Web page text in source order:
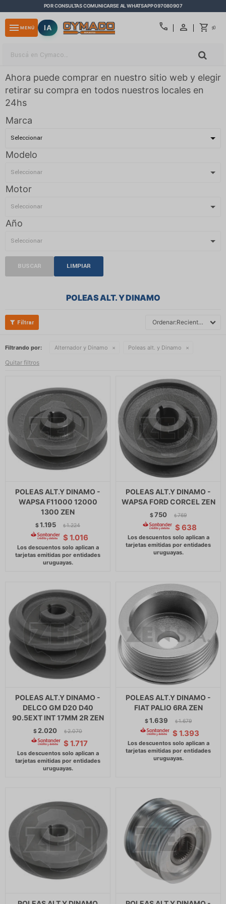
POR CONSULTAS COMUNICARSE AL WHATSAPP 097080907
call $0
menu MENÚ IA
Ahora puede comprar en nuestro sitio web y elegir
retirar su compra en todos nuestros locales en
24hs
Marca
Modelo
Motor
Año
BUSCAR LIMPIAR
POLEAS ALT. Y DINAMO
Recientes
Filtrando por: Alternador y Dinamo Poleas alt. y Dinamo
Quitar filtros
POLEAS ALT.Y DINAMO -
WAPSA F11000 12000
1300 ZEN
$1.195 $ 1.224
$ 1.016
POLEAS ALT.Y DINAMO -
WAPSA FORD CORCEL ZEN
$750 $ 769
$ 638
POLEAS ALT.Y DINAMO -
DELCO GM D20 D40
90.5EXT INT 17MM 2R ZEN
$ 2.020 $ 2.070
$ 1.717
POLEAS ALT.Y DINAMO -
FIAT PALIO 6RA ZEN
$1.639 $ 1.679
$ 1.393
close